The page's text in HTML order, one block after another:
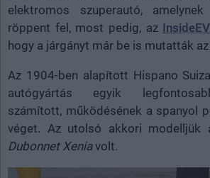
elektromos szuperautó,
röppent fel, most pedig, az
hogy a járgányt már be is mutatták
Az 1904-ben alapított Hispano
autógyártás egyik
számított, működésének a spanyol
véget. Az utolsó akkori modelljük
Dubonnet Xeniavolt.